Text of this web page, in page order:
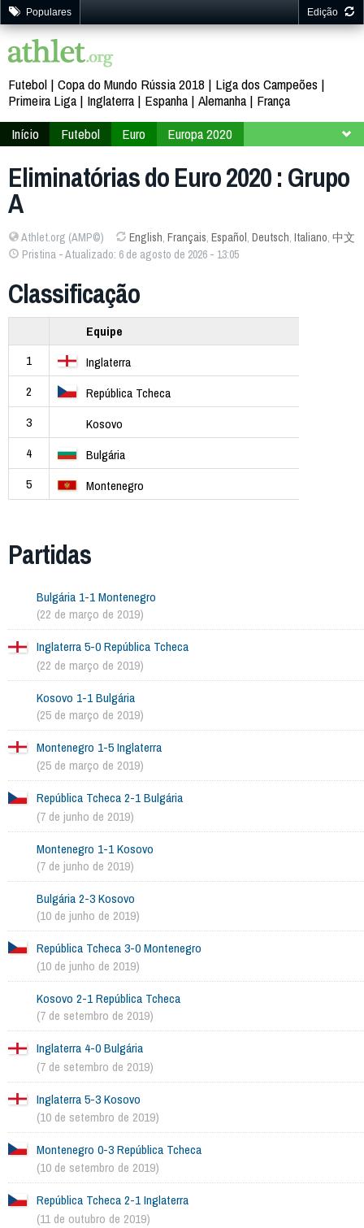
Populares Edição
Futebol Copa do Mundo Rússia 2018
Liga dos Campeões
Primeira Liga
Inglaterra Espanha Alemanha
França
Início
Futebol Euro
Europa 2020
Eliminatórias do Euro 2020 : Grupo
A
Athlet.org (AMP©) English, Français, Español, Deutsch, Italiano, 中文
Pristina - Atualizado: 6 de agosto de 2026 - 13:05
Classificação
Equipe
1
Inglaterra
2
República Tcheca
3
Kosovo
4
Bulgária
5
Montenegro
Partidas
Bulgária 1-1 Montenegro
(22 de março de 2019)
Inglaterra 5-0 República Tcheca
(22 de março de 2019)
Kosovo 1-1 Bulgária
(25 de março de 2019)
Montenegro 1-5 Inglaterra
(25 de março de 2019)
República Tcheca 2-1 Bulgária
(7 de junho de 2019)
Montenegro 1-1 Kosovo
(7 de junho de 2019)
Bulgária 2-3 Kosovo
(10 de junho de 2019)
República Tcheca 3-0 Montenegro
(10 de junho de 2019)
Kosovo 2-1 República Tcheca
(7 de setembro de 2019)
Inglaterra 4-0 Bulgária
(7 de setembro de 2019)
Inglaterra 5-3 Kosovo
(10 de setembro de 2019)
Montenegro 0-3 República Tcheca
(10 de setembro de 2019)
República Tcheca 2-1 Inglaterra
(11 de outubro de 2019)